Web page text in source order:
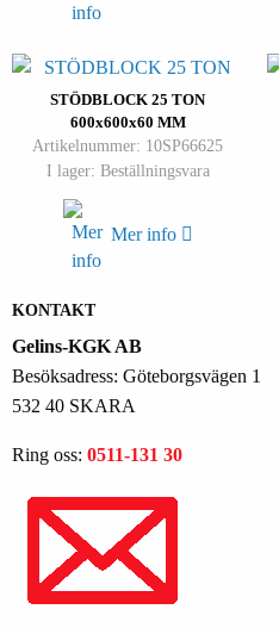
STÖDBLOCK 25 TON
600x600x60 MM
Artikelnummer: 10SP66625
I lager: Beställningsvara
Mer info
KONTAKT
Gelins-KGK AB
Besöksadress: Göteborgsvägen 1
532 40 SKARA
Ring oss: 0511-131 30